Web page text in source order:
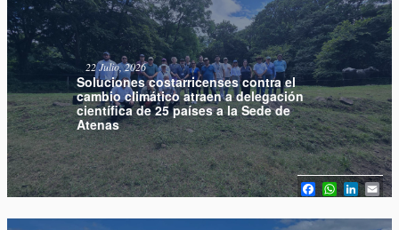
Soluciones costarricenses contra el
cambio climático atraen a delegación
científica de 25 países a la Sede de
Atenas
22 Julio, 2026
Facebook